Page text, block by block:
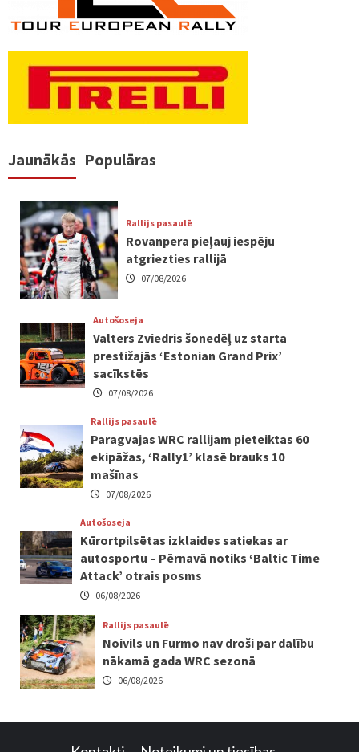
Jaunākās Populāras
Rallijs pasaulē
Rovanpera pieļauj iespēju
atgriezties rallijā
07/08/2026
Autošoseja
Valters Zviedris šonedēļ uz starta
prestižajās ‘Estonian Grand Prix’
sacīkstēs
07/08/2026
Rallijs pasaulē
Paragvajas WRC rallijam pieteiktas 60
ekipāžas, ‘Rally1’ klasē brauks 10
mašīnas
07/08/2026
Autošoseja
Kūrortpilsētas izklaides satiekas ar
autosportu – Pērnavā notiks ‘Baltic Time
Attack’ otrais posms
06/08/2026
Rallijs pasaulē
Noivils un Furmo nav droši par dalību
nākamā gada WRC sezonā
06/08/2026